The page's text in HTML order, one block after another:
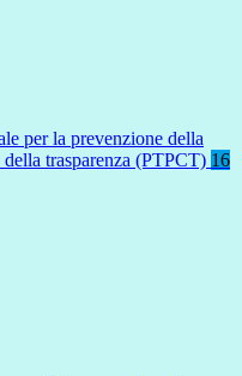
per la prevenzione della
trasparenza (PTPCT) 16